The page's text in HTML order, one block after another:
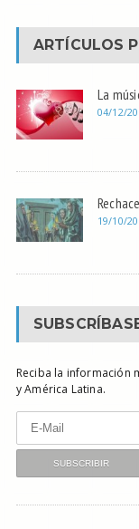
ARTÍCULOS
La
04/12/
19/10/
Reciba la información
y América Latina.